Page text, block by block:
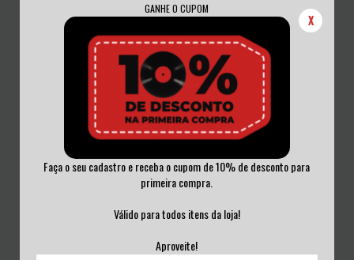
GANHE O CUPOM
X
Faça o seu cadastro e receba o cupom de 10% de desconto para
primeira compra.
Válido para todos itens da loja!
Aproveite!
TAPE E SCANDURRA - EST VINIL
R$180,00
3x deR$60,00sem juros
SUPERTRAMP - LIVE '88 VINIL
R$100,00
3x deR$33,33sem juros